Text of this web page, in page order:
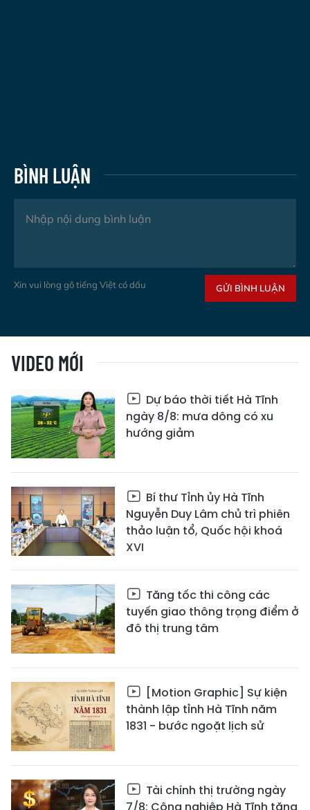
BÌNH LUẬN
Xin vui lòng gõ tiếng Việt có dấu GỬI BÌNH LUẬN
VIDEO MỚI
Dự báo thời tiết Hà Tĩnh
ngày 8/8: mưa dông có xu
hướng giảm
Bí thư Tỉnh ủy Hà Tĩnh
Nguyễn Duy Lâm chủ trì phiên
thảo luận tổ, Quốc hội khoá
XVI
Tăng tốc thi công các
tuyến giao thông trọng điểm ở
đô thị trung tâm
[Motion Graphic] Sự kiện
thành lập tỉnh Hà Tĩnh năm
1831 - bước ngoặt lịch sử
Tài chính thị trường ngày